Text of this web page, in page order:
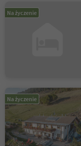
Na życzenie
Na życzenie